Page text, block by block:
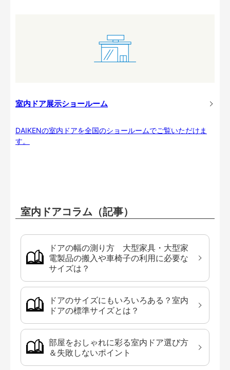
室内ドア展示ショールーム
DAIKENの室内ドアを全国のショールームでご覧いただけま
す。
室内ドアコラム（記事）
ドアの幅の測り方 大型家具・大型家
電製品の搬入や車椅子の利用に必要な
サイズは？
ドアのサイズにもいろいろある？室内
ドアの標準サイズとは？
部屋をおしゃれに彩る室内ドア選び方
＆失敗しないポイント